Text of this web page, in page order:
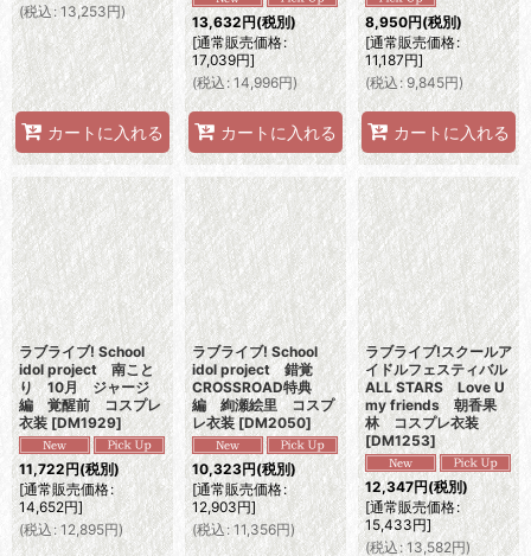
(税込 : 13,253円)
カートに入れる
13,632円(税別)
[通常販売価格:
17,039円]
(税込: 14,996円)
カートに入れる
8,950円(税別)
[通常販売価格:
11,187円]
(税込: 9,845円)
カートに入れる
ラブライブ! School
idol project 南こと
り 10月 ジャージ
編 覚醒前 コスプレ
衣装 [DM1929]
11,722円(税別)
[通常販売価格:
14,652円]
(税込 : 12,895円)
ラブライブ! School
idol project 錯覚
CROSSROAD特典
編 絢瀬絵里 コスプ
レ衣装 [DM2050]
10,323円(税別)
[通常販売価格:
12,903円]
(税込: 11,356円)
ラブライブ!スクールア
イドルフェスティバル
ALL STARS Love U
my friends 朝香果
林 コスプレ衣装
[DM1253]
12,347円(税別)
[通常販売価格:
15,433円]
(税込: 13,582円)